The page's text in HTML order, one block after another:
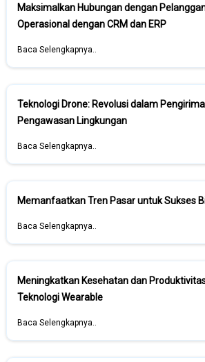
Maksimalkan Hubungan dengan
Operasional dengan CRM dan ERP
Baca Selengkapnya..
Teknologi Drone: Revolusi dalam
Pengawasan Lingkungan
Baca Selengkapnya..
Memanfaatkan Tren Pasar untuk Sukses
Baca Selengkapnya..
Meningkatkan Kesehatan dan
Teknologi Wearable
Baca Selengkapnya..